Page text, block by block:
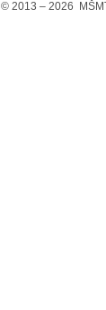
© 2013 – 2026 MŠMT